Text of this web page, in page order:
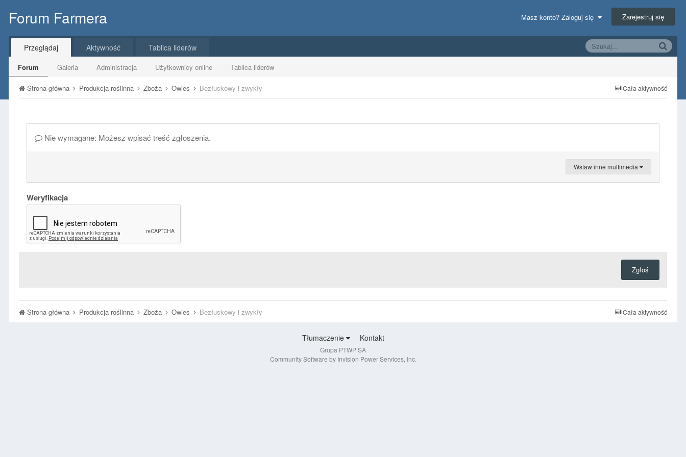
Forum Farmera Masz konto? Zaloguj się Zarejestruj się
Przeglądaj
Forum Galeria Administracja Użytkownicy online Tablica liderów
Aktywność Tablica liderów
Cała aktywność
Strona główna Produkcja roślinna Zboża Owies Bezłuskowy i zwykły
Nie wymagane: Możesz wpisać treść zgłoszenia.
Wstaw inne multimedia
Weryfikacja
Zgłoś
Cała aktywność
Strona główna Produkcja roślinna Zboża Owies Bezłuskowy i zwykły
Tłumaczenie Kontakt
Grupa PTWP SA
Community Software by Invision Power Services, Inc.